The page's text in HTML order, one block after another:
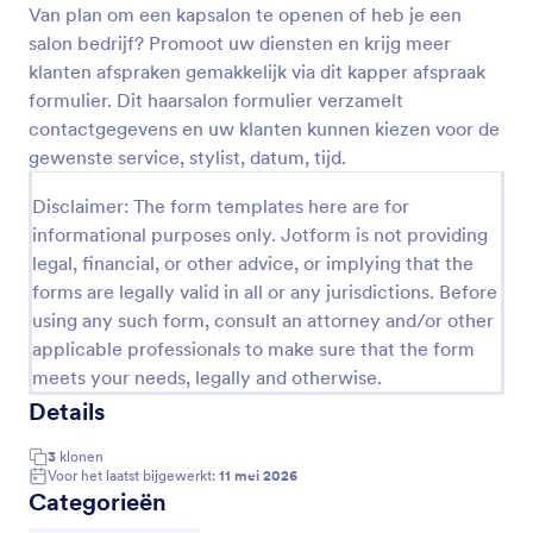
Van plan om een kapsalon te openen of heb je een
salon bedrijf? Promoot uw diensten en krijg meer
klanten afspraken gemakkelijk via dit kapper afspraak
formulier. Dit haarsalon formulier verzamelt
contactgegevens en uw klanten kunnen kiezen voor de
gewenste service, stylist, datum, tijd.
Disclaimer: The form templates here are for
informational purposes only. Jotform is not providing
legal, financial, or other advice, or implying that the
forms are legally valid in all or any jurisdictions. Before
using any such form, consult an attorney and/or other
applicable professionals to make sure that the form
meets your needs, legally and otherwise.
Details
3 klonen
Voor het laatst bijgewerkt: 11 mei 2026
Categorieën
Voorbeeld